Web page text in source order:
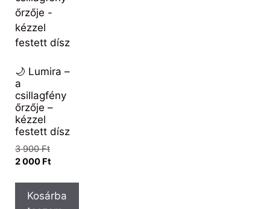
🌙 Lumira –
a
csillagfény
őrzője –
kézzel
festett dísz
3 900Ft
2 000 Ft
Kosárba